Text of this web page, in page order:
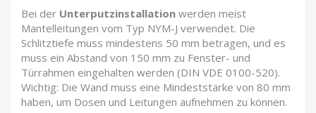
Bei der Unterputzinstallation werden meist
Mantelleitungen vom Typ NYM-J verwendet. Die
Schlitztiefe muss mindestens 50 mm betragen, und es
muss ein Abstand von 150 mm zu Fenster- und
Türrahmen eingehalten werden (DIN VDE 0100-520).
Wichtig: Die Wand muss eine Mindeststärke von 80 mm
haben, um Dosen und Leitungen aufnehmen zu können.